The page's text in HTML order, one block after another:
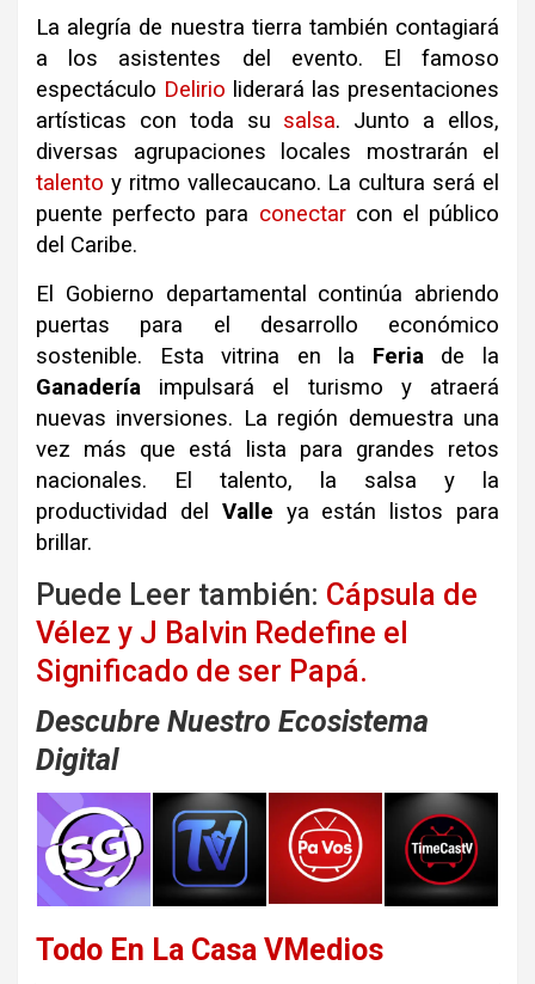
La alegría de nuestra tierra también contagiará
a los asistentes del evento. El famoso
espectáculo Delirio liderará las presentaciones
artísticas con toda su salsa. Junto a ellos,
diversas agrupaciones locales mostrarán el
talento y ritmo vallecaucano. La cultura será el
puente perfecto para conectarcon el público
del Caribe.
El Gobierno departamental continúa abriendo
puertas para el desarrollo económico
sostenible. Esta vitrina en la Feriade la
Ganadería impulsará el turismo y atraerá
nuevas inversiones. La región demuestra una
vez más que está lista para grandes retos
nacionales. El talento, la salsa y la
productividad del Valle ya están listos para
brillar.
Puede Leer también: Cápsula de
Vélez y J Balvin Redefine el
Significado de ser Papá.
Descubre Nuestro Ecosistema
Digital
Todo En La Casa VMedios